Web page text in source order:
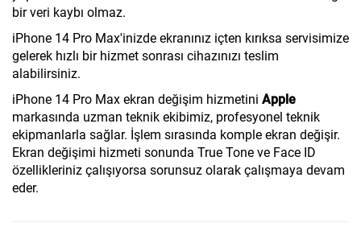
bir veri kaybı olmaz.
iPhone 14 Pro Max'inizde ekranınız içten kırıksa servisimize
gelerek hızlı bir hizmet sonrası cihazınızı teslim
alabilirsiniz.
iPhone 14 Pro Max ekran değişim hizmetini Apple
markasında uzman teknik ekibimiz, profesyonel teknik
ekipmanlarla sağlar. İşlem sırasında komple ekran değişir.
Ekran değişimi hizmeti sonunda True Tone ve Face ID
özellikleriniz çalışıyorsa sorunsuz olarak çalışmaya devam
eder.